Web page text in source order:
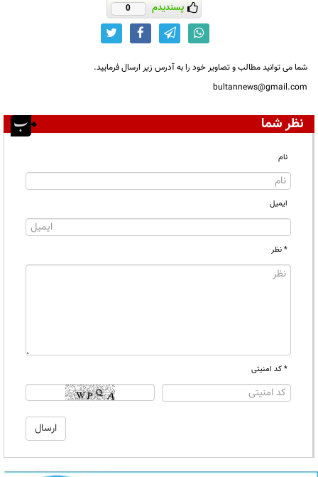
پسندیدم 0
شما می توانید مطالب و تصاویر خود را به آدرس زیر ارسال فرمایید.
bultannews@gmail.com
نظر شما
نام
ایمیل
* نظر
* کد امنیتی